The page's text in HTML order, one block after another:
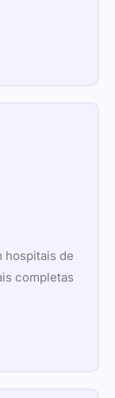
hospitais de
completas